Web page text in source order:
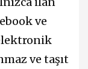
ve
ve taşıt